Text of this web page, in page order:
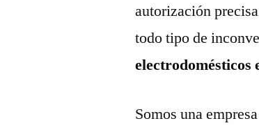
autorización
todo tipo de
electrodomésticos
Somos una